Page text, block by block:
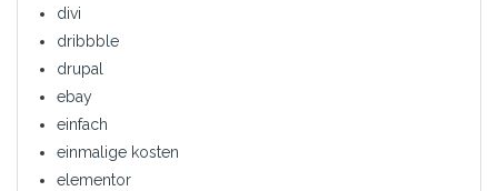
divi
dribbble
drupal
ebay
einfach
einmalige kosten
elementor